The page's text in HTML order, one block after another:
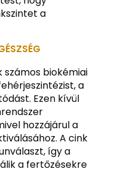
a
számos biokémiai
a
Ezen kívül
hozzájárul a
A cink
így a
a fertőzésekre